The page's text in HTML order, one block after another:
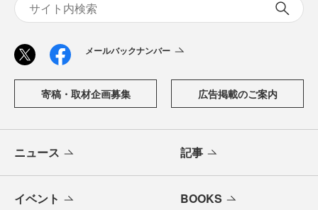
メールバックナンバー
寄稿・取材企画募集 広告掲載のご案内
ニュース 記事
イベント BOOKS